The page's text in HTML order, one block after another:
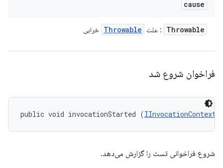
cause
Throwable : علت Throwable خرابی
فراخوان شروع شد
public void invocationStarted (IInvocationContext
شروع فراخوانی تست را گزارش می‌دهد.